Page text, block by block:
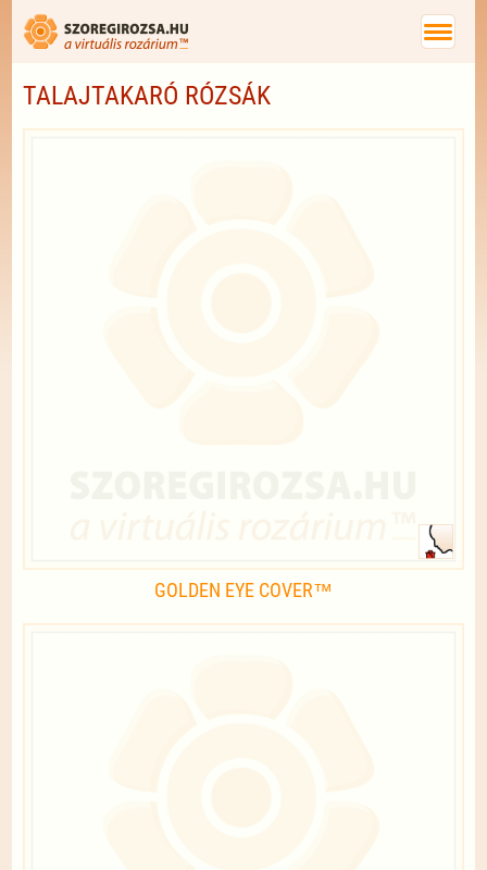
TALAJTAKARÓ RÓZSÁK
GOLDEN EYE COVER™